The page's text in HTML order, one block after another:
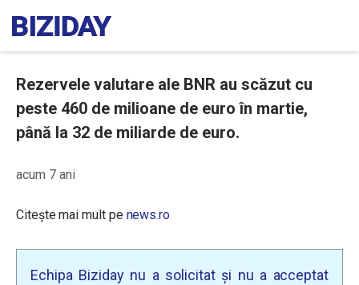
Rezervele valutare ale BNR au scăzut cu
peste 460 de milioane de euro în martie,
până la 32 de miliarde de euro.
acum 7 ani
Citește mai mult pe news.ro
Echipa Biziday nu a solicitat și nu a acceptat